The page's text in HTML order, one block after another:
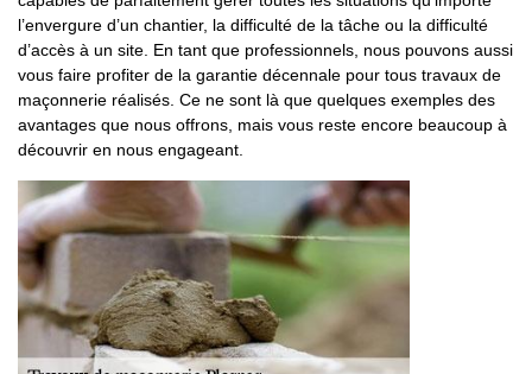
l’envergure d’un chantier, la difficulté de la tâche ou la difficulté
d’accès à un site. En tant que professionnels, nous pouvons aussi
vous faire profiter de la garantie décennale pour tous travaux de
maçonnerie réalisés. Ce ne sont là que quelques exemples des
avantages que nous offrons, mais vous reste encore beaucoup à
découvrir en nous engageant.